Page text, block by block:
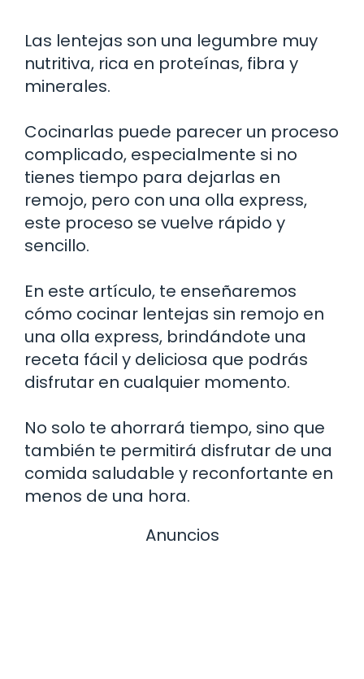
Las lentejas son una legumbre muy
nutritiva, rica en proteínas, fibra y
minerales.
Cocinarlas puede parecer un proceso
complicado, especialmente si no
tienes tiempo para dejarlas en
remojo, pero con una olla express,
este proceso se vuelve rápido y
sencillo.
En este artículo, te enseñaremos
cómo cocinar lentejas sin remojo en
una olla express, brindándote una
receta fácil y deliciosa que podrás
disfrutar en cualquier momento.
No solo te ahorrará tiempo, sino que
también te permitirá disfrutar de una
comida saludable y reconfortante en
menos de una hora.
Anuncios